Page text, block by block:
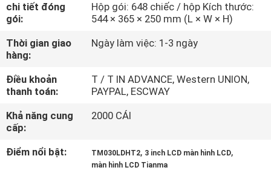
THAM
QUAN
NHÀ
MÁY
KIỂM
SOÁT
CHẤT
chi tiết đóng
gói:
Hộp gói: 648 chiếc / hộp Kích thước:
544 × 365 × 250 mm (L × W × H)
Thời gian giao
hàng:
Ngày làm việc: 1-3 ngày
Điều khoản
thanh toán:
T / T IN ADVANCE, Western UNION,
PAYPAL, ESCWAY
Khả năng cung
cấp:
2000 CÁI
Điểm nổi bật: TM030LDHT2, 3 inch LCD màn hình LCD,
màn hình LCD Tianma